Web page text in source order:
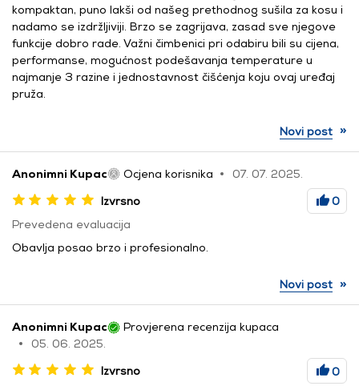
kompaktan, puno lakši od našeg prethodnog sušila za kosu i
nadamo se izdržljiviji. Brzo se zagrijava, zasad sve njegove
funkcije dobro rade. Važni čimbenici pri odabiru bili su cijena,
performanse, mogućnost podešavanja temperature u
najmanje 3 razine i jednostavnost čišćenja koju ovaj uređaj
pruža.
Novi post »
Anonimni Kupac Ocjena korisnika
07. 07. 2025.
Izvrsno
0
Prevedena evaluacija
Obavlja posao brzo i profesionalno.
Novi post »
Anonimni Kupac
Provjerena recenzija kupaca
05. 06. 2025.
Izvrsno
0